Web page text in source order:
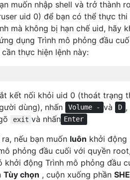
muốn nhập shell và trở thành
uid 0) để bạn có thể thực thi
mà không bị hạn chế uid, hãy
dụng Trình mô phỏng đầu
thực hiện lệnh này:
kết nối khỏi uid 0 (thoát trạng
dùng), nhấn
Volume - và D ,
exit và nhấn Enter
nếu bạn muốn luôn khởi động
phỏng đầu cuối với quyền
khởi động Trình mô phỏng đầu
Tùy chọn , cuộn xuống phần